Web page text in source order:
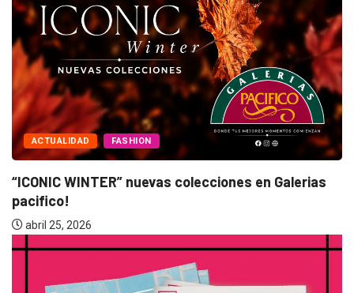
Galerias
ACTUALIDAD
“BANDANA” 25 años! Nostalgia y